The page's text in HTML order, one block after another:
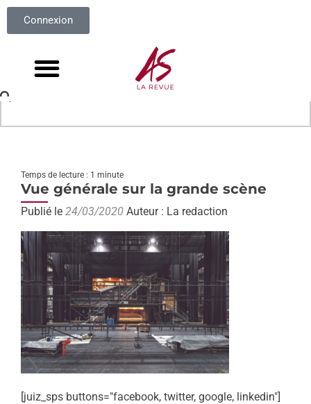
Connexion
Temps de lecture : 1 minute
Vue générale sur la grande scène
Publié le 24/03/2020 Auteur : La redaction
[juiz_sps buttons="facebook, twitter, google, linkedin"]